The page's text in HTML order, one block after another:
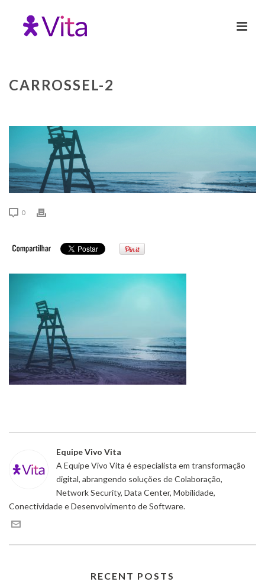
CARROSSEL-2
0
Equipe Vivo Vita
A Equipe Vivo Vita é especialista em transformação
digital, abrangendo soluções de Colaboração,
Network Security, Data Center, Mobilidade,
Conectividade e Desenvolvimento de Software.
RECENT POSTS